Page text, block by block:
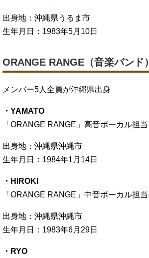
出身地：沖縄県うるま市
生年月日：1983年5月10日
ORANGE RANGE（音楽バンド）
メンバー5人全員が沖縄県出身
・YAMATO
「ORANGE RANGE」高音ボーカル担当
出身地：沖縄県沖縄市
生年月日：1984年1月14日
・HIROKI
「ORANGE RANGE」中音ボーカル担当
出身地：沖縄県沖縄市
生年月日：1983年6月29日
・RYO